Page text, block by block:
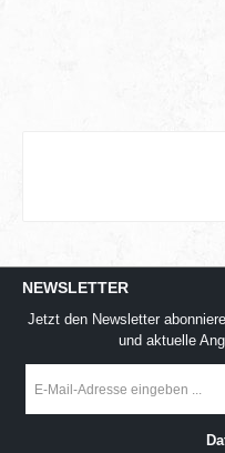
NEWSLETTER
Jetzt den Newsletter
und aktuelle
Mail-